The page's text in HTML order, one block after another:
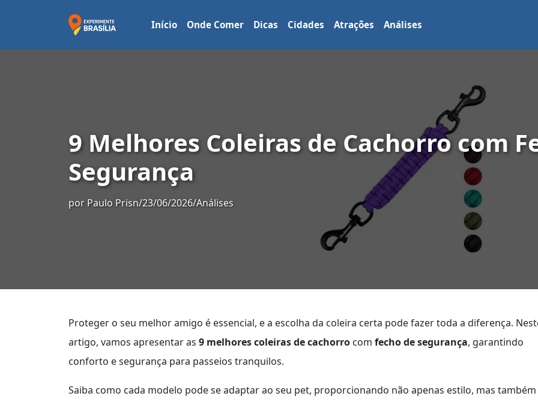
Início Onde Comer Dicas Cidades Atrações Análises
9 Melhores Coleiras de Cachorro com
Segurança
por Paulo Prisn/23/06/2026/Análises
Proteger o seu melhor amigo é essencial, e a escolha da coleira certa pode fazer toda a diferença.
artigo, vamos apresentar as 9 melhores coleiras de cachorro com fecho de segurança, garantindo
conforto e segurança para passeios tranquilos.
Saiba como cada modelo pode se adaptar ao seu pet, proporcionando não apenas estilo, mas também